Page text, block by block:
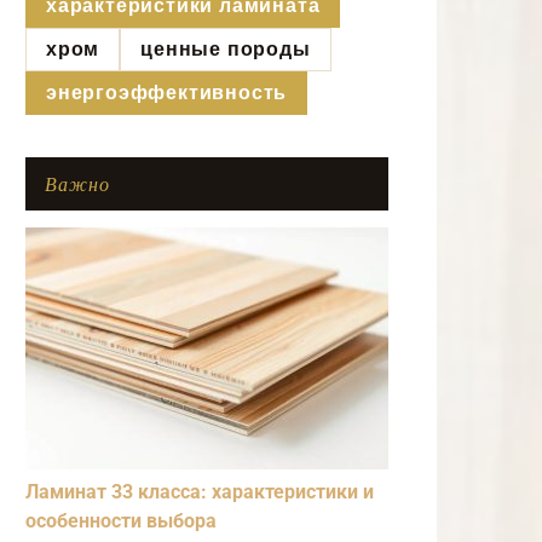
характеристики ламината
хром ценные породы
энергоэффективность
Важно
Ламинат 33 класса: характеристики и
особенности выбора